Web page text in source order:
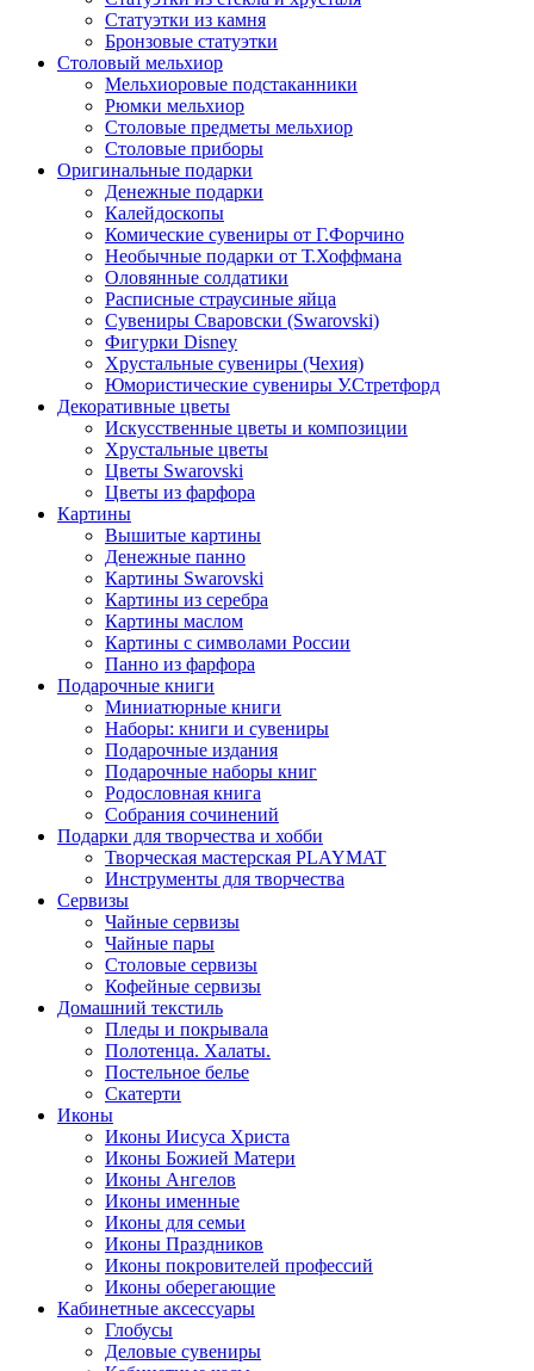
Статуэтки из камня
Бронзовые статуэтки
Столовый мельхиор
Мельхиоровые подстаканники
Рюмки мельхиор
Столовые предметы мельхиор
Столовые приборы
Оригинальные подарки
Денежные подарки
Калейдоскопы
Комические сувениры от Г.Форчино
Необычные подарки от Т.Хоффмана
Оловянные солдатики
Расписные страусиные яйца
Сувениры Сваровски (Swarovski)
Фигурки Disney
Хрустальные сувениры (Чехия)
Юмористические сувениры У.Стретфорд
Декоративные цветы
Искусственные цветы и композиции
Хрустальные цветы
Цветы Swarovski
Цветы из фарфора
Картины
Вышитые картины
Денежные панно
Картины Swarovski
Картины из серебра
Картины маслом
Картины с символами России
Панно из фарфора
Подарочные книги
Миниатюрные книги
Наборы: книги и сувениры
Подарочные издания
Подарочные наборы книг
Родословная книга
Собрания сочинений
Подарки для творчества и хобби
Творческая мастерская PLAYMAT
Инструменты для творчества
Cервизы
Чайные сервизы
Чайные пары
Столовые сервизы
Кофейные сервизы
Домашний текстиль
Пледы и покрывала
Полотенца. Халаты.
Постельное белье
Скатерти
Иконы
Иконы Иисуса Христа
Иконы Божией Матери
Иконы Ангелов
Иконы именные
Иконы для семьи
Иконы Праздников
Иконы покровителей профессий
Иконы оберегающие
Кабинетные аксессуары
Глобусы
Деловые сувениры